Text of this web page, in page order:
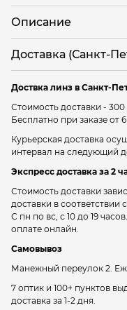
Описание
Доставка (Санкт-
Доствка линз в Санкт-
Стоимость доставки - 300
Бесплатно при заказе от
Курьерская доставка
интервал на следующий
Экспресс доставка за 2
Стоимость доставки
доставки в
С пн по вс, с 10 до 19
оплате онлайн.
Самовывоз
Манежный переулок 2.
7 оптик и 100+ пунктов
доставка за 1-2 дня.